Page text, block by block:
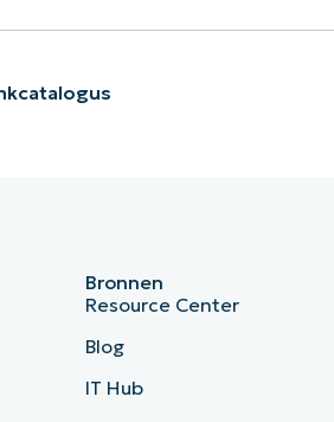
Bronnen
Resource Center
Blog
IT Hub